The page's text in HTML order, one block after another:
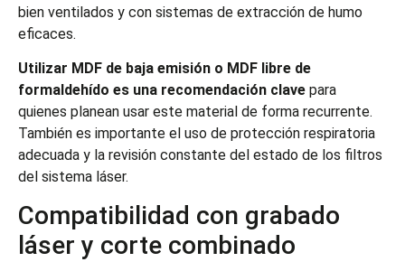
bien ventilados y con sistemas de extracción de humo
eficaces.
Utilizar MDF de baja emisión o MDF libre de
formaldehído es una recomendación clave para
quienes planean usar este material de forma recurrente.
También es importante el uso de protección respiratoria
adecuada y la revisión constante del estado de los filtros
del sistema láser.
Compatibilidad con grabado
láser y corte combinado